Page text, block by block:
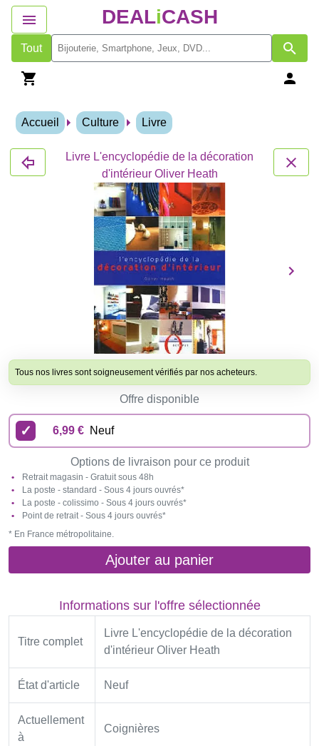
DEALiCASH
Tout
Accueil Culture Livre
Livre L'encyclopédie de la décoration
d'intérieur Oliver Heath
Tous nos livres sont soigneusement vérifiés par nos acheteurs.
Offre disponible
6,99 € Neuf
Options de livraison pour ce produit
Retrait magasin - Gratuit sous 48h
La poste - standard - Sous 4 jours ouvrés*
La poste - colissimo - Sous 4 jours ouvrés*
Point de retrait - Sous 4 jours ouvrés*
* En France métropolitaine.
Ajouter au panier
Informations sur l'offre sélectionnée
Titre complet
Livre L'encyclopédie de la décoration
d'intérieur Oliver Heath
État d'article Neuf
Actuellement
à
Coignières